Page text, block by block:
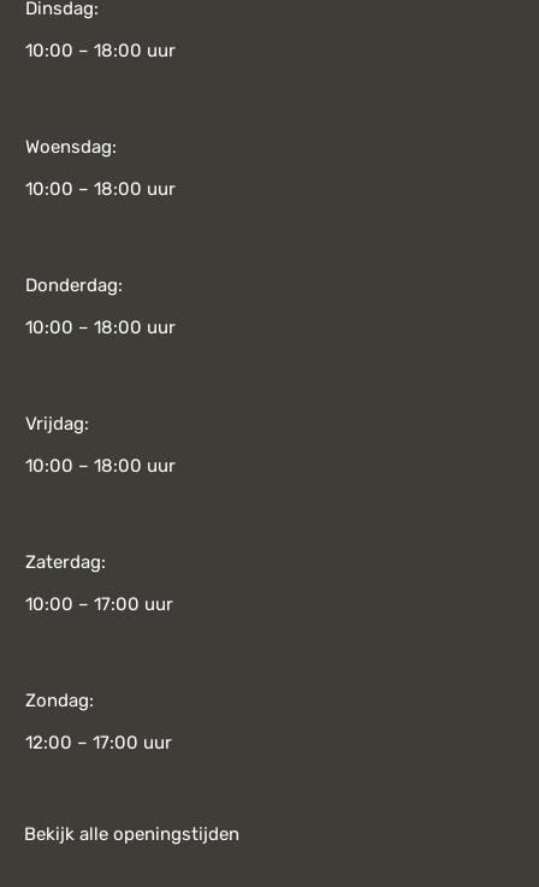
Dinsdag:
10:00 – 18:00 uur
Woensdag:
10:00 – 18:00 uur
Donderdag:
10:00 – 18:00 uur
Vrijdag:
10:00 – 18:00 uur
Zaterdag:
10:00 – 17:00 uur
Zondag:
12:00 – 17:00 uur
Bekijk alle openingstijden